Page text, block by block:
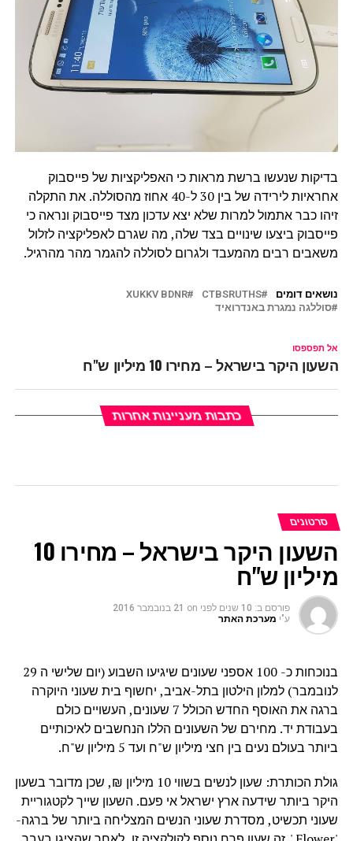
בדיקות שנעשו ברשת מראות כי האפליקציות של פייסבוק
אחראיות לירידה של בין 30 ל-40 אחוז מהסוללה. את התקלה
זיהו כבר אתמול למרות שלא יצא עדכון מצד פייסבוק ונראה כי
פייסבוק ביצעו שינויים בצד שלה, מה שגרם לאפליקציה לזלול
משאבים רבים מהמעבד ולגרום לסוללה להגמר מהר מהרגיל.
נושאים דומים CTBSRUTHS
XUKKV BDNR
סוללגה נמגרת באנדרואיד
אל תפספסו
השעון היקר בישראל – מחירו 10 מיליון ש"ח
כתבות מעניינות אחרות
סרטונים
השעון היקר בישראל – מחירו 10
מיליון ש"ח
פורסם ב: 10 שנים לפני on 21 בנובמבר 2016
ע"י מערכת האתר
בנוכחות כ- 100 אספני שעונים שיגיעו השבוע (יום שלישי ה 29
לנובמבר) למלון הילטון בתל-אביב, יחשוף בית שעוני היוקרה
ברגה את האוסף החדש הכולל 7 שעונים, העשויים כולם
בעבודת יד. מחירם של השעונים הללו הנחשבים לאיכותיים
ביותר בעולם נעים בין חצי מיליון ש"ח ועד 5 מיליון ש"ח.
גולת הכותרת: שעון לנשים בשווי 10 מיליון ₪, שכן מדובר בשעון
היקר ביותר שידעה ארץ ישראל אי פעם. השעון שייך לקטגוריית
שעוני תכשיט, מסדרת שעוני הנשים המצליחה ביותר של ברגה-